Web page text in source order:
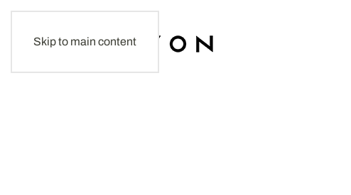
Skip to main content